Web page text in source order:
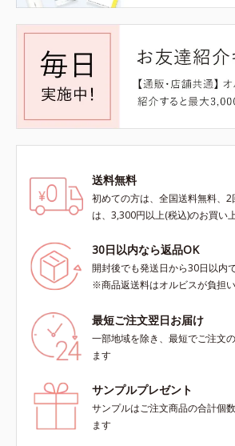
送料無料
初めての方は、全国送料無料、
は、3,300円以上(税込)のお買い
30日以内なら返品OK
開封後でも発送日から30日以内
※商品返送料はオルビスが負担
最短ご注文翌日お届け
一部地域を除き、最短でご注文
ます
サンプルプレゼント
サンプルはご注文商品の合計個
ます